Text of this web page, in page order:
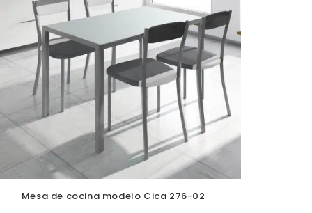
Mesa de cocina modelo Cica 276-02